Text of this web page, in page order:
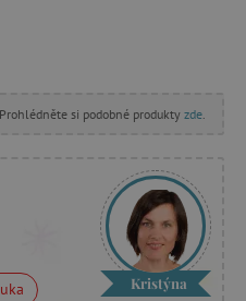
si podobné produkty zde.
Kristýna